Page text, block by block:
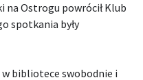
Ostrogu powrócił Klub
spotkania były
w bibliotece swobodnie i